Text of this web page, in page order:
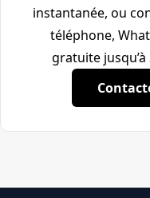
instantanée, ou
téléphone,
gratuite